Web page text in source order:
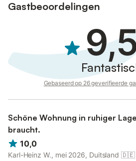
Gastbeoordelingen
Gebaseerd op 26 geverifieerde
Schöne Wohnung in ruhiger
braucht.
10,0
Karl-Heinz W., mei 2026, Duitsland 🇩🇪